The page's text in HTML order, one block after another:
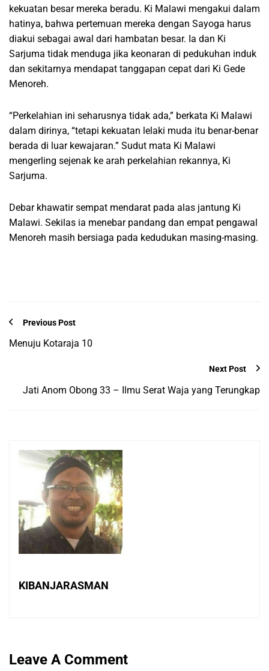
kekuatan besar mereka beradu. Ki Malawi mengakui dalam
hatinya, bahwa pertemuan mereka dengan Sayoga harus
diakui sebagai awal dari hambatan besar. Ia dan Ki
Sarjuma tidak menduga jika keonaran di pedukuhan induk
dan sekitarnya mendapat tanggapan cepat dari Ki Gede
Menoreh.
“Perkelahian ini seharusnya tidak ada,” berkata Ki Malawi
dalam dirinya, “tetapi kekuatan lelaki muda itu benar-benar
berada di luar kewajaran.” Sudut mata Ki Malawi
mengerling sejenak ke arah perkelahian rekannya, Ki
Sarjuma.
Debar khawatir sempat mendarat pada alas jantung Ki
Malawi. Sekilas ia menebar pandang dan empat pengawal
Menoreh masih bersiaga pada kedudukan masing-masing.
Previous Post
Menuju Kotaraja 10
Next Post
Jati Anom Obong 33 – Ilmu Serat Waja yang Terungkap
KIBANJARASMAN
Leave A Comment